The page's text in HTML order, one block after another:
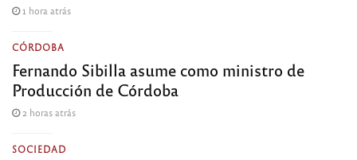
1 hora atrás
CÓRDOBA
Fernando Sibilla asume como ministro de
Producción de Córdoba
2 horas atrás
SOCIEDAD